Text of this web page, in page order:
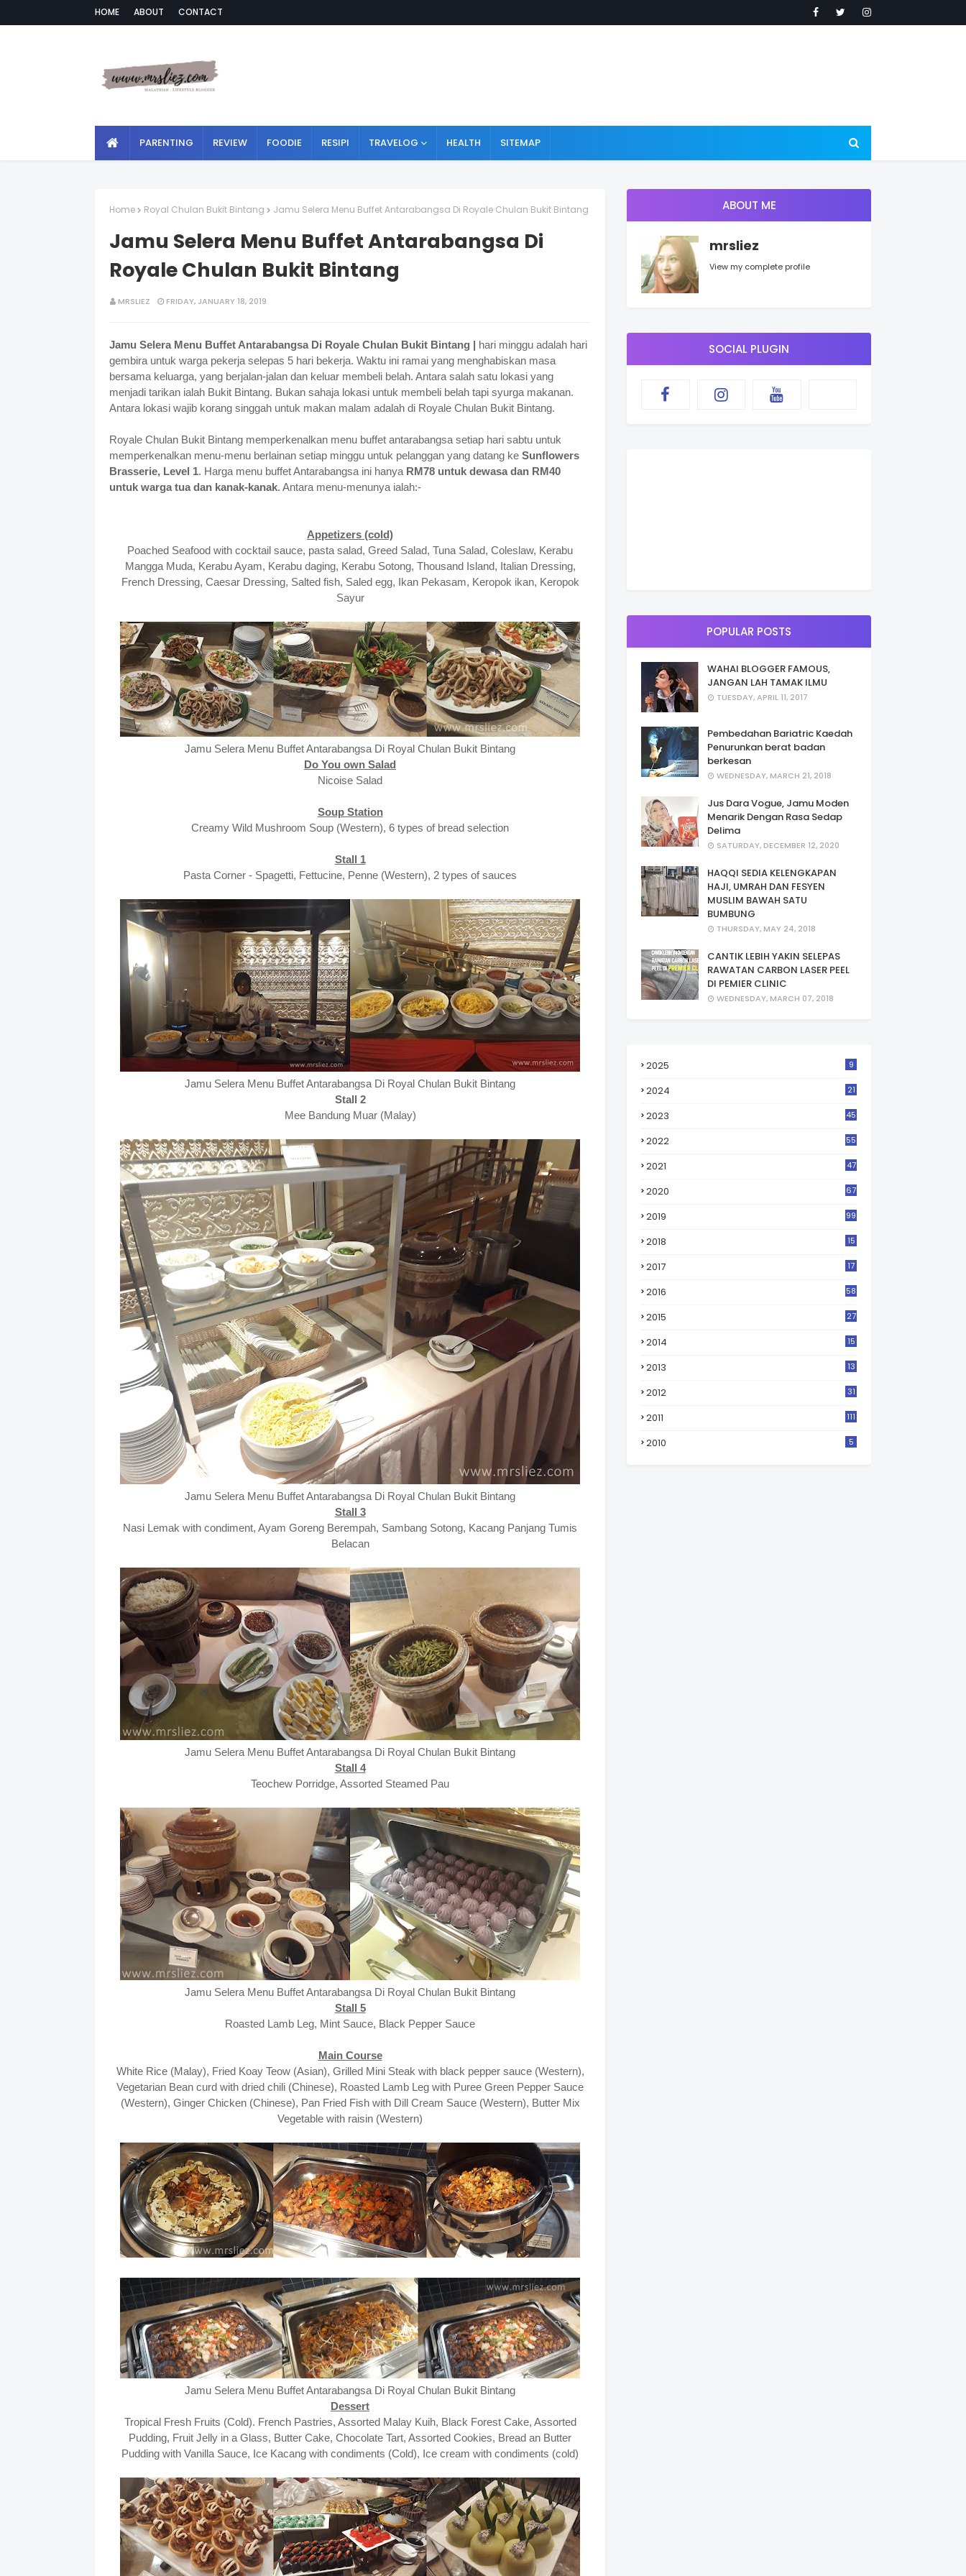
HOME ABOUT CONTACT
PARENTING REVIEW FOODIE RESIPI TRAVELOG HEALTH SITEMAP
Home Royal Chulan Bukit Bintang Jamu Selera Menu Buffet Antarabangsa Di Royale Chulan Bukit Bintang
Jamu Selera Menu Buffet Antarabangsa Di
Royale Chulan Bukit Bintang
MRSLIEZ FRIDAY, JANUARY 18, 2019
Jamu Selera Menu Buffet Antarabangsa Di Royale Chulan Bukit Bintang | hari minggu adalah hari
gembira untuk warga pekerja selepas 5 hari bekerja. Waktu ini ramai yang menghabiskan masa
bersama keluarga, yang berjalan-jalan dan keluar membeli belah. Antara salah satu lokasi yang
menjadi tarikan ialah Bukit Bintang. Bukan sahaja lokasi untuk membeli belah tapi syurga makanan.
Antara lokasi wajib korang singgah untuk makan malam adalah di Royale Chulan Bukit Bintang.
Royale Chulan Bukit Bintang memperkenalkan menu buffet antarabangsa setiap hari sabtu untuk
memperkenalkan menu-menu berlainan setiap minggu untuk pelanggan yang datang ke Sunflowers
Brasserie, Level 1. Harga menu buffet Antarabangsa ini hanya RM78 untuk dewasa dan RM40
untuk warga tua dan kanak-kanak. Antara menu-menunya ialah:-
Appetizers (cold)
Poached Seafood with cocktail sauce, pasta salad, Greed Salad, Tuna Salad, Coleslaw, Kerabu
Mangga Muda, Kerabu Ayam, Kerabu daging, Kerabu Sotong, Thousand Island, Italian Dressing,
French Dressing, Caesar Dressing, Salted fish, Saled egg, Ikan Pekasam, Keropok ikan, Keropok
Sayur
Jamu Selera Menu Buffet Antarabangsa Di Royal Chulan Bukit Bintang
Do You own Salad
Nicoise Salad
Soup Station
Creamy Wild Mushroom Soup (Western), 6 types of bread selection
Stall 1
Pasta Corner - Spagetti, Fettucine, Penne (Western), 2 types of sauces
Jamu Selera Menu Buffet Antarabangsa Di Royal Chulan Bukit Bintang
Stall 2
Mee Bandung Muar (Malay)
Jamu Selera Menu Buffet Antarabangsa Di Royal Chulan Bukit Bintang
Stall 3
Nasi Lemak with condiment, Ayam Goreng Berempah, Sambang Sotong, Kacang Panjang Tumis
Belacan
Jamu Selera Menu Buffet Antarabangsa Di Royal Chulan Bukit Bintang
Stall 4
Teochew Porridge, Assorted Steamed Pau
Jamu Selera Menu Buffet Antarabangsa Di Royal Chulan Bukit Bintang
Stall 5
Roasted Lamb Leg, Mint Sauce, Black Pepper Sauce
Main Course
White Rice (Malay), Fried Koay Teow (Asian), Grilled Mini Steak with black pepper sauce (Western),
Vegetarian Bean curd with dried chili (Chinese), Roasted Lamb Leg with Puree Green Pepper Sauce
(Western), Ginger Chicken (Chinese), Pan Fried Fish with Dill Cream Sauce (Western), Butter Mix
Vegetable with raisin (Western)
Jamu Selera Menu Buffet Antarabangsa Di Royal Chulan Bukit Bintang
Dessert
Tropical Fresh Fruits (Cold). French Pastries, Assorted Malay Kuih, Black Forest Cake, Assorted
Pudding, Fruit Jelly in a Glass, Butter Cake, Chocolate Tart, Assorted Cookies, Bread an Butter
Pudding with Vanilla Sauce, Ice Kacang with condiments (Cold), Ice cream with condiments (cold)
ABOUT ME
mrsliez
View my complete profile
SOCIAL PLUGIN
POPULAR POSTS
WAHAI BLOGGER FAMOUS,
JANGAN LAH TAMAK ILMU
TUESDAY, APRIL 11, 2017
Pembedahan Bariatric Kaedah
Penurunkan berat badan
berkesan
WEDNESDAY, MARCH 21, 2018
Jus Dara Vogue, Jamu Moden
Menarik Dengan Rasa Sedap
Delima
SATURDAY, DECEMBER 12, 2020
HAQQI SEDIA KELENGKAPAN
HAJI, UMRAH DAN FESYEN
MUSLIM BAWAH SATU
BUMBUNG
THURSDAY, MAY 24, 2018
CANTIK LEBIH YAKIN SELEPAS
RAWATAN CARBON LASER PEEL
DI PEMIER CLINIC
WEDNESDAY, MARCH 07, 2018
2025 9
2024 21
2023 45
2022 55
2021 47
2020 67
2019 99
2018
15
2017
17
2016 58
2015 27
2014 15
2013 13
2012 31
2011 111
2010 5